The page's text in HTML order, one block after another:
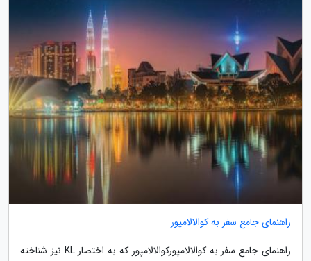
راهنمای جامع سفر به کوالالامپور
راهنمای جامع سفر به کوالالامپورکوالالامپور که به اختصار KL نیز شناخته